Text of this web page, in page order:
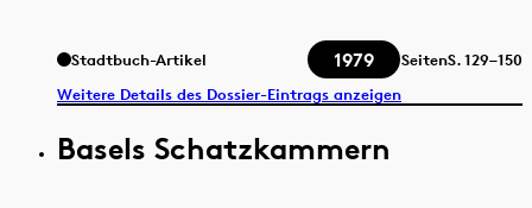
Stadtbuch-Artikel 1979 SeitenS.129–150
Weitere Details des Dossier-Eintrags anzeigen
Basels Schatzkammern